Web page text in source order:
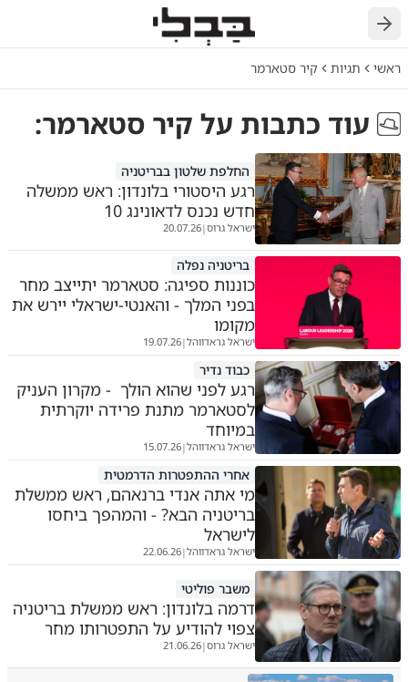
חזרה
ראשי תגיות קיר סטארמר
עוד כתבות על קיר סטארמר:
החלפת שלטון בבריטניה
רגע היסטורי בלונדון: ראש ממשלה
חדש נכנס לדאונינג 10
ישראל גרוס|
20.07.26
בריטניה נפלה
כוננות ספיגה: סטארמר יתייצב מחר
בפני המלך - והאנטי-ישראלי יירש את
מקומו
ישראל גראדווהל|
19.07.26
כבוד נדיר
רגע לפני שהוא הולך - מקרון העניק
לסטארמר מתנת פרידה יוקרתית
במיוחד
ישראל גראדווהל|
15.07.26
אחרי ההתפטרות הדרמטית
מי אתה אנדי ברנאהם, ראש ממשלת
בריטניה הבא? - והמהפך ביחסו
לישראל
ישראל גראדווהל|
22.06.26
משבר פוליטי
דרמה בלונדון: ראש ממשלת בריטניה
צפוי להודיע על התפטרותו מחר
ישראל גרוס|
21.06.26